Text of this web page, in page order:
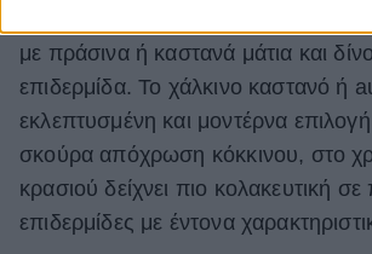
με πράσινα ή καστανά μάτια και
επιδερμίδα. Το χάλκινο καστανό ή
εκλεπτυσμένη και μοντέρνα
σκούρα απόχρωση κόκκινου, στο
κρασιού δείχνει πιο κολακευτική
επιδερμίδες με έντονα